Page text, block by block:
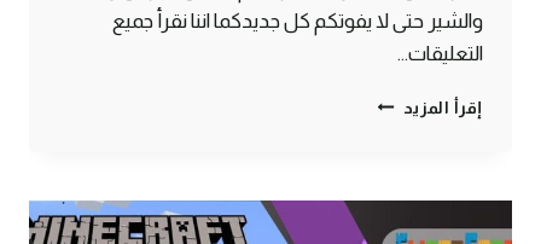
والشير حتى لا يفوتكم كل جديدكما اننا نقرأ جميع
التعليقات…
إقرأ المزيد الحلقة
سكليتون
وانا